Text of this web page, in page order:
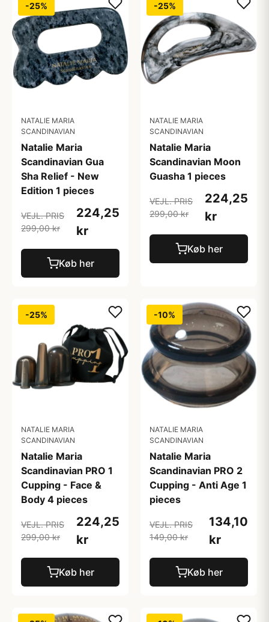
-25%
NATALIE MARIA
SCANDINAVIAN
Natalie Maria
Scandinavian Gua
Sha Relief - New
Edition 1 pieces
VEJL. PRIS
299,00 kr
224,25
kr
Køb her
-25%
NATALIE MARIA
SCANDINAVIAN
Natalie Maria
Scandinavian Moon
Guasha 1 pieces
VEJL. PRIS
299,00 kr
224,25
kr
Køb her
-25%
NATALIE MARIA
SCANDINAVIAN
Natalie Maria
Scandinavian PRO 1
Cupping - Face &
Body 4 pieces
VEJL. PRIS
299,00 kr
224,25
kr
Køb her
-10%
NATALIE MARIA
SCANDINAVIAN
Natalie Maria
Scandinavian PRO 2
Cupping - Anti Age 1
pieces
VEJL. PRIS
149,00 kr
134,10
kr
Køb her